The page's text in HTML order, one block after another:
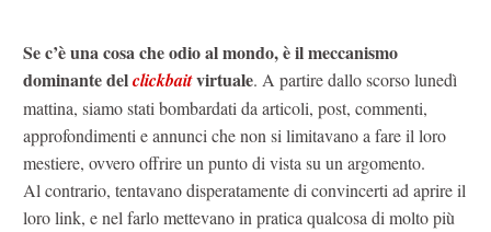
Se c’è una cosa che odio al mondo, è il meccanismo
dominante delclickbaitvirtuale. A partire dallo scorso lunedì
mattina, siamo stati bombardati da articoli, post, commenti,
approfondimenti e annunci che non si limitavano a fare il loro
mestiere, ovvero offrire un punto di vista su un argomento.
Al contrario, tentavano disperatamente di convincerti ad aprire il
loro link, e nel farlo mettevano in pratica qualcosa di molto più